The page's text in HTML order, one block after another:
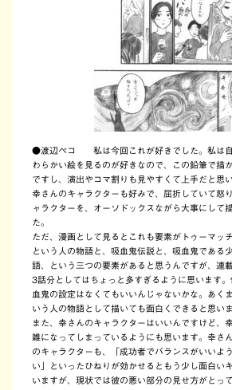
●渡辺ペコ 私は今回これが好きでした。私は自
わらかい絵を見るのが好きなので、この鉛筆で描
ですし、演出やコマ割りも見やすくて上手だと思
幸さんのキャラクターも好みで、屈折していて怒
ャラクターを、オーソドックスながら大事にして
た。
ただ、漫画として見るとこれも要素がトゥーマッ
という人の物語と、吸血鬼伝説と、吸血鬼である
語、という三つの要素があると思うんですが、連
3話分としてはちょっと多すぎるように思います
血鬼の設定はなくてもいいんじゃないかな。あく
いう人の物語として描いても面白くできると思いま
また、幸さんのキャラクターはいいんですけど、
雑になってしまっているようにも思います。幸さ
のキャラクターも、「成功者でバランスがいいよ
い」といったひねりが効かせるともう少し面白い
いますが、現状では彼の悪い部分の見せ方がとっ